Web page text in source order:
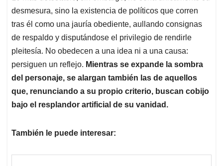
desmesura, sino la existencia de políticos que corren
tras él como una jauría obediente, aullando consignas
de respaldo y disputándose el privilegio de rendirle
pleitesía. No obedecen a una idea ni a una causa:
persiguen un reflejo. Mientras se expande la sombra
del personaje, se alargan también las de aquellos
que, renunciando a su propio criterio, buscan cobijo
bajo el resplandor artificial de su vanidad.
También le puede interesar: